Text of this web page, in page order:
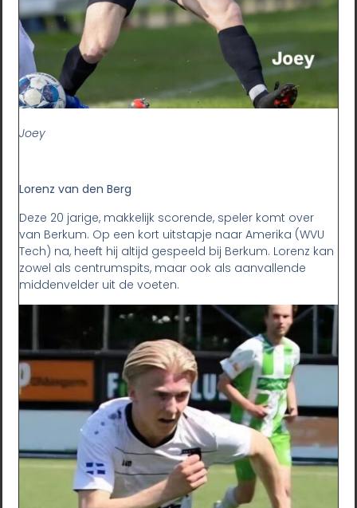
Joey
Lorenz van den Berg
Deze 20 jarige, makkelijk scorende, speler komt over
van Berkum. Op een kort uitstapje naar Amerika (WVU
Tech) na, heeft hij altijd gespeeld bij Berkum. Lorenz kan
zowel als centrumspits, maar ook als aanvallende
middenvelder uit de voeten.